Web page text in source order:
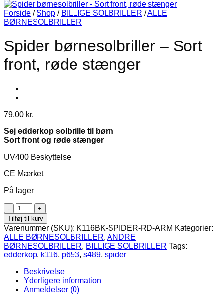
Forside / Shop / BILLIGE SOLBRILLER /ALLE
BØRNESOLBRILLER
Spider børnesolbriller – Sort
front, røde stænger
79.00 kr.
Sej edderkop solbrille til børn
Sort front og røde stænger
UV400 Beskyttelse
CE Mærket
På lager
Spider
børnesolbriller
-
Sort
front,
røde
stænger
antal
Tilføj til kurv
Varenummer (SKU): K116BK-SPIDER-RD-ARM Kategorier:
ALLE BØRNESOLBRILLER, ANDRE
BØRNESOLBRILLER, BILLIGE SOLBRILLER Tags:
edderkop, k116, p693, s489, spider
Beskrivelse
Yderligere information
Anmeldelser (0)